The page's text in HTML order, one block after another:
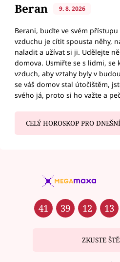
Beran 9. 8. 2026
Berani, buďte ve svém
vzduchu je cítit spousta něhy,
naladit a užívat si ji. Udělejte
domova. Usmiřte se s lidmi, se
vzduch, aby vztahy byly v
se váš domov stal útočištěm,
svého já, proto si ho važte a
CELÝ HOROSKOP PRO
41 39 12 13
ZKUSTE